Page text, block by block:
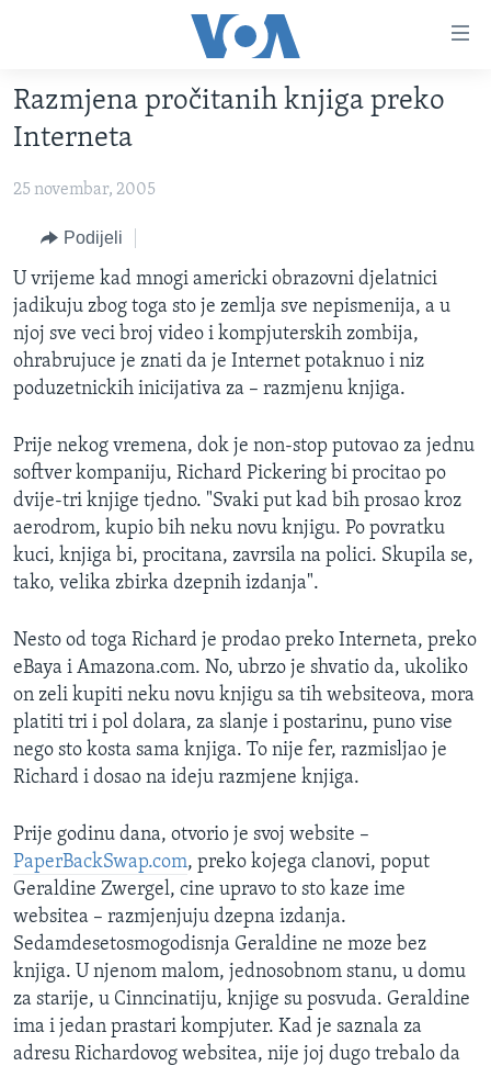
glavni
sadržaj
na
navigaciju
Idi
na
pretragu
TV PROGRAM
FOTOGRAFIJE DANA
VIJESTI
SJEDINJENE AMERIČKE DRŽAVE
BOSNA I HERCEGOVINA
SVIJET
NAUKA I TEHNOLOGIJA
SPECIJALNI PROJEKTI
KORUPCIJA
SLOBODA MEDIJA
ŽENSKA STRANA
IZBJEGLIČKA STRANA
MAGAZIN
O GLASU AMERIKE
PRATITE NAS
Jezici
Razmjena pročitanih knjiga preko
Interneta
25 novembar, 2005
Podijeli
U vrijeme kad mnogi americki obrazovni djelatnici
jadikuju zbog toga sto je zemlja sve nepismenija, a u
njoj sve veci broj video i kompjuterskih zombija,
ohrabrujuce je znati da je Internet potaknuo i niz
poduzetnickih inicijativa za – razmjenu knjiga.
Prije nekog vremena, dok je non-stop putovao za jednu
softver kompaniju, Richard Pickering bi procitao po
dvije-tri knjige tjedno. "Svaki put kad bih prosao kroz
aerodrom, kupio bih neku novu knjigu. Po povratku
kuci, knjiga bi, procitana, zavrsila na polici. Skupila se,
tako, velika zbirka dzepnih izdanja".
Nesto od toga Richard je prodao preko Interneta, preko
eBaya i Amazona.com. No, ubrzo je shvatio da, ukoliko
on zeli kupiti neku novu knjigu sa tih websiteova, mora
platiti tri i pol dolara, za slanje i postarinu, puno vise
nego sto kosta sama knjiga. To nije fer, razmisljao je
Richard i dosao na ideju razmjene knjiga.
Prije godinu dana, otvorio je svoj website –
PaperBackSwap.com, preko kojega clanovi, poput
Geraldine Zwergel, cine upravo to sto kaze ime
websitea – razmjenjuju dzepna izdanja.
Sedamdesetosmogodisnja Geraldine ne moze bez
knjiga. U njenom malom, jednosobnom stanu, u domu
za starije, u Cinncinatiju, knjige su posvuda. Geraldine
ima i jedan prastari kompjuter. Kad je saznala za
adresu Richardovog websitea, nije joj dugo trebalo da